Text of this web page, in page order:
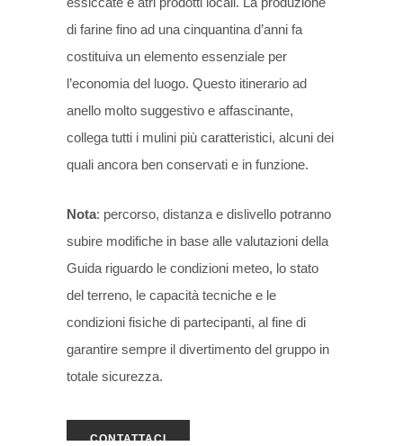
di farine fino ad una cinquantina d’anni fa
costituiva un elemento essenziale per
l’economia del luogo. Questo itinerario ad
anello molto suggestivo e affascinante,
collega tutti i mulini più caratteristici, alcuni dei
quali ancora ben conservati e in funzione.
Nota: percorso, distanza e dislivello potranno
subire modifiche in base alle valutazioni della
Guida riguardo le condizioni meteo, lo stato
del terreno, le capacità tecniche e le
condizioni fisiche di partecipanti, al fine di
garantire sempre il divertimento del gruppo in
totale sicurezza.
CONTATTACI